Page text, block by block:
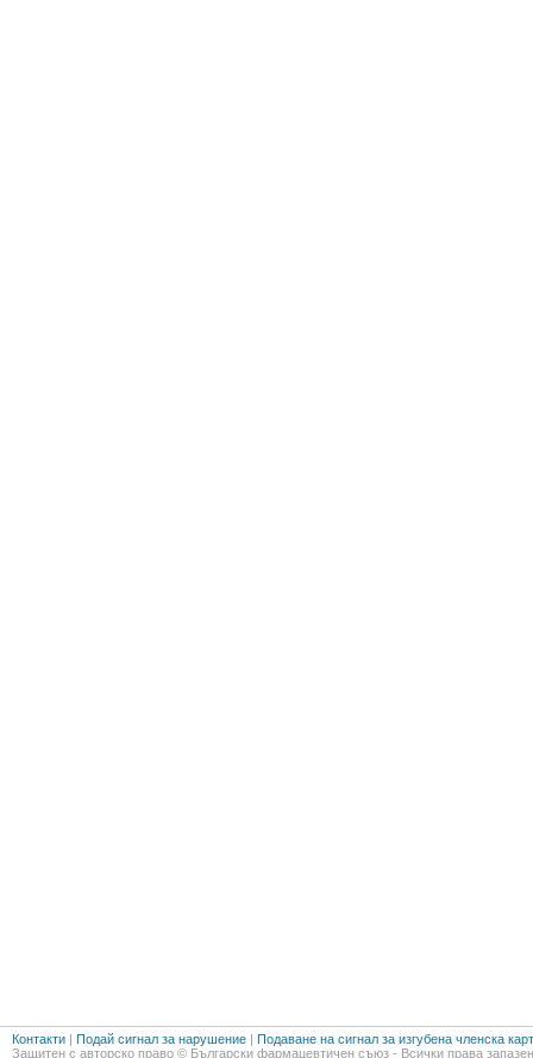
Контакти | Подай сигнал за нарушение | Подаване на сигнал за изгубена членска
Защитен с авторско право © Български фармацевтичен съюз - Всички права